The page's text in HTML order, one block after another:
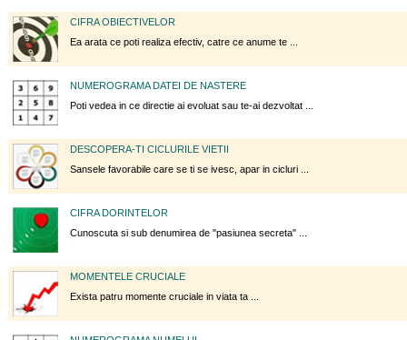
CIFRA OBIECTIVELOR
Ea arata ce poti realiza efectiv, catre ce anume te ...
NUMEROGRAMA DATEI DE NASTERE
Poti vedea in ce directie ai evoluat sau te-ai dezvoltat ...
DESCOPERA-TI CICLURILE VIETII
Sansele favorabile care se ti se ivesc, apar in cicluri ...
CIFRA DORINTELOR
Cunoscuta si sub denumirea de "pasiunea secreta" ...
MOMENTELE CRUCIALE
Exista patru momente cruciale in viata ta ...